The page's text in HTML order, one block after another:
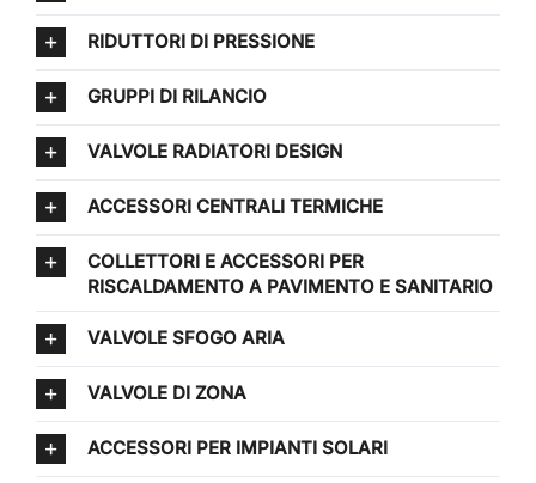
RIDUTTORI DI PRESSIONE
GRUPPI DI RILANCIO
VALVOLE RADIATORI DESIGN
ACCESSORI CENTRALI TERMICHE
COLLETTORI E ACCESSORI PER
RISCALDAMENTO A PAVIMENTO E SANITARIO
VALVOLE SFOGO ARIA
VALVOLE DI ZONA
ACCESSORI PER IMPIANTI SOLARI